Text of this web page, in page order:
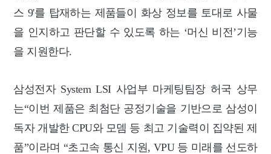
스 9'를 탑재하는 제품들이 화상 정보를 토대로 사물
을 인지하고 판단할 수 있도록 하는 ‘머신 비전’기능
을 지원한다.
삼성전자 System LSI 사업부 마케팅팀장 허국 상무
는“이번 제품은 최첨단 공정기술을 기반으로 삼성이
독자 개발한 CPU와 모뎀 등 최고 기술력이 집약된 제
품”이라며 “초고속 통신 지원, VPU 등 미래를 선도하